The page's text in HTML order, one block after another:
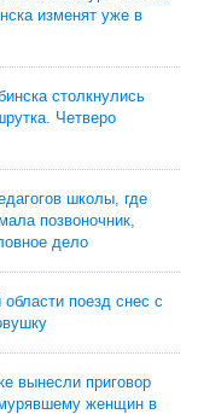
изменят уже в
столкнулись
Четверо
школы, где
позвоночник,
дело
поезд снес с
вынесли приговор
женщин в